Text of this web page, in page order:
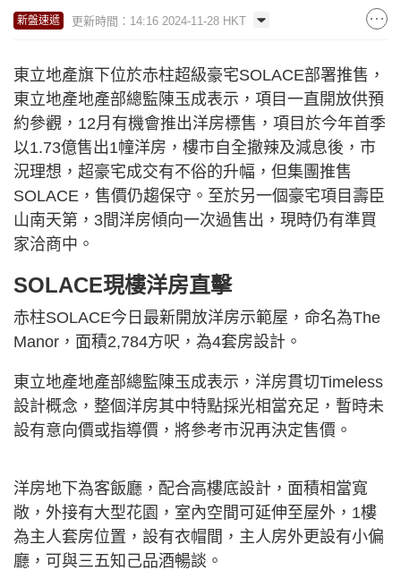
新盤速遞 更新時間：14:16 2024-11-28 HKT
東立地產旗下位於赤柱超級豪宅SOLACE部署推售，
東立地產地產部總監陳玉成表示，項目一直開放供預
約參觀，12月有機會推出洋房標售，項目於今年首季
以1.73億售出1幢洋房，樓市自全撤辣及減息後，市
況理想，超豪宅成交有不俗的升幅，但集團推售
SOLACE，售價仍趨保守。至於另一個豪宅項目壽臣
山南天第，3間洋房傾向一次過售出，現時仍有準買
家洽商中。
SOLACE現樓洋房直擊
赤柱SOLACE今日最新開放洋房示範屋，命名為The
Manor，面積2,784方呎，為4套房設計。
東立地產地產部總監陳玉成表示，洋房貫切Timeless
設計概念，整個洋房其中特點採光相當充足，暫時未
設有意向價或指導價，將參考市況再決定售價。
洋房地下為客飯廳，配合高樓底設計，面積相當寬
敞，外接有大型花園，室內空間可延伸至屋外，1樓
為主人套房位置，設有衣帽間，主人房外更設有小偏
廳，可與三五知己品酒暢談。